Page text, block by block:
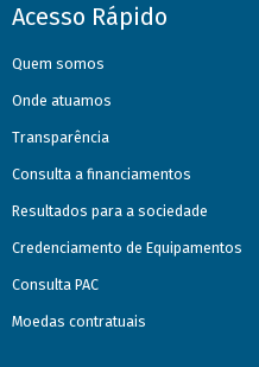
Acesso Rápido
Quem somos
Onde atuamos
Transparência
Consulta a financiamentos
Resultados para a sociedade
Credenciamento de Equipamentos
Consulta PAC
Moedas contratuais